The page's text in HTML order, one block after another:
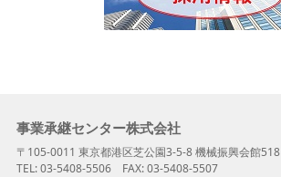
事業承継センター株式会社
〒105-0011 東京都港区芝公園3-5-8 機械振興会館518
TEL: 03-5408-5506 FAX: 03-5408-5507